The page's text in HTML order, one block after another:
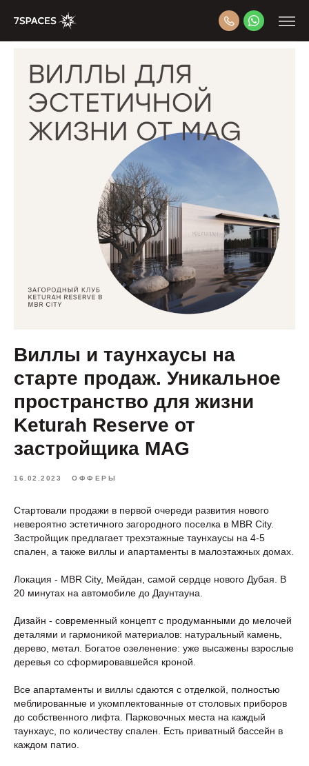
Виллы и таунхаусы на
старте продаж. Уникальное
пространство для жизни
Keturah Reserve от
застройщика MAG
16.02.2023 ОФФЕРЫ
Стартовали продажи в первой очереди развития нового
невероятно эстетичного загородного поселка в MBR City.
Застройщик предлагает трехэтажные таунхаусы на 4-5
спален, а также виллы и апартаменты в малоэтажных домах.
Локация - MBR City, Мейдан, самой сердце нового Дубая. В
20 минутах на автомобиле до Даунтауна.
Дизайн - современный концепт с продуманными до мелочей
деталями и гармоникой материалов: натуральный камень,
дерево, метал. Богатое озеленение: уже высажены взрослые
деревья со сформировавшейся кроной.
Все апартаменты и виллы сдаются с отделкой, полностью
меблированные и укомплектованные от столовых приборов
до собственного лифта. Парковочных места на каждый
таунхаус, по количеству спален. Есть приватный бассейн в
каждом патио.